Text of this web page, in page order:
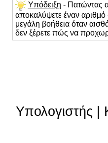
Υπόδειξη - Πατώντας
αποκαλύψετε έναν αριθμό
μεγάλη βοήθεια όταν
δεν ξέρετε πώς να
Υπολογιστής